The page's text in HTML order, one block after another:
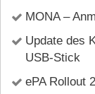
MONA –
Update des
USB-Stick
ePA Rollout